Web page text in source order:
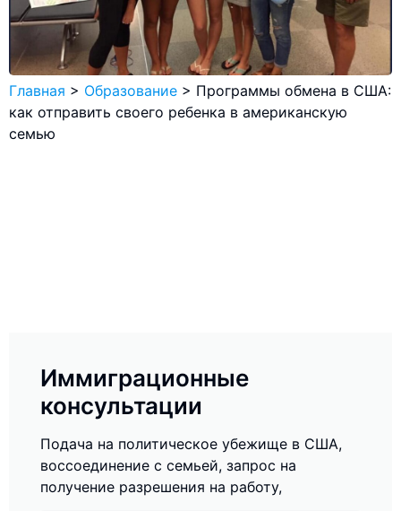
Главная > Образование > Программы обмена в США:
как отправить своего ребенка в американскую
семью
Иммиграционные
консультации
Подача на политическое убежище в США,
воссоединение с семьей, запрос на
получение разрешения на работу,